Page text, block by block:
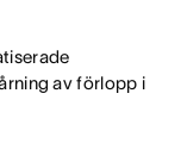
av förlopp i